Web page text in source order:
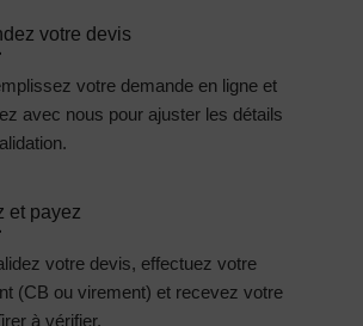
votre devis
votre demande en ligne et
avec nous pour ajuster les détails
et payez
votre devis, effectuez votre
(CB ou virement) et recevez votre
à vérifier.